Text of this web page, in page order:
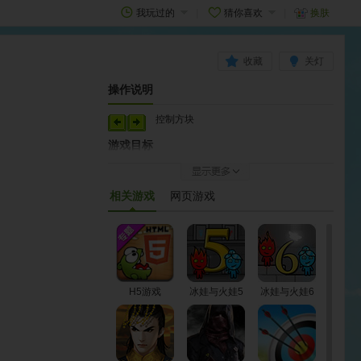
我玩过的 猜你喜欢 换肤
关灯
收藏
操作说明
控制方块
游戏目标
如何开始
游戏加载完毕即可开始游戏
相关游戏 网页游戏
H5游戏 冰娃与火娃5 冰娃与火娃6